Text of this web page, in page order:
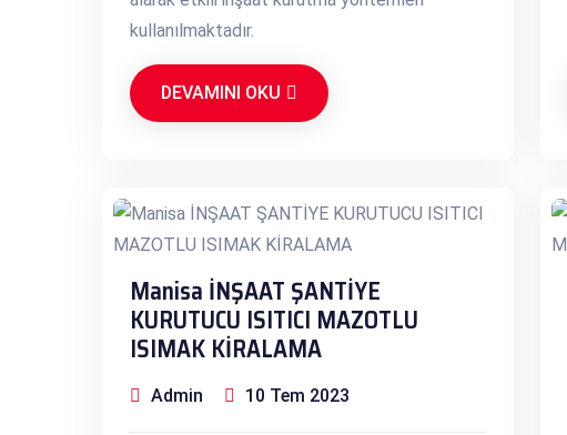
kullanılmaktadır.
DEVAMINI OKU
Manisa İNŞAAT ŞANTİYE
KURUTUCU ISITICI MAZOTLU
ISIMAK KİRALAMA
Admin 10 Tem 2023